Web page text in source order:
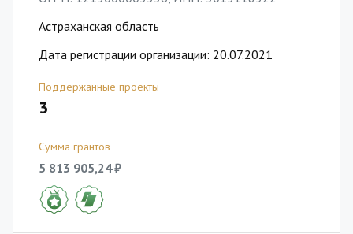
Астраханская область
Дата регистрации организации: 20.07.2021
Поддержанные проекты
3
Сумма грантов
5 813 905,24 ₽